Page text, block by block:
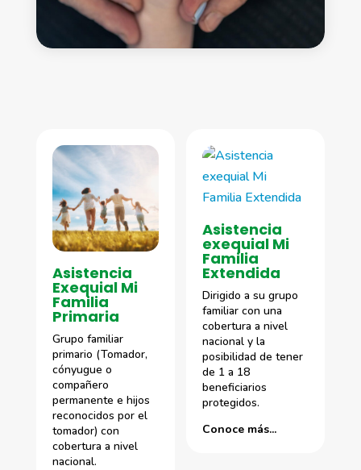
Asistencia
Exequial Mi
Familia
Primaria
Grupo familiar
primario (Tomador,
cónyugue o
compañero
permanente e hijos
reconocidos por el
tomador) con
cobertura a nivel
nacional.
Asistencia
exequial Mi
Familia
Extendida
Dirigido a su grupo
familiar con una
cobertura a nivel
nacional y la
posibilidad de tener
de 1 a 18
beneficiarios
protegidos.
Conoce más...